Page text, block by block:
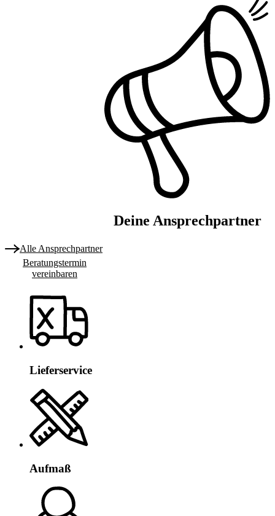
Deine Ansprechpartner
Alle Ansprechpartner
Beratungstermin
vereinbaren
Lieferservice
Aufmaß